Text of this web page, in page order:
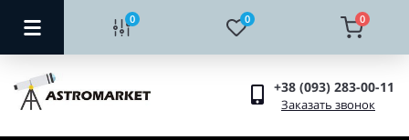
0 0 0
+38 (093) 283-00-11
Заказать звонок